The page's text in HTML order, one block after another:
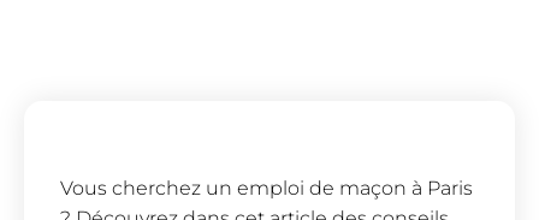
Vous cherchez un emploi de maçon à Paris